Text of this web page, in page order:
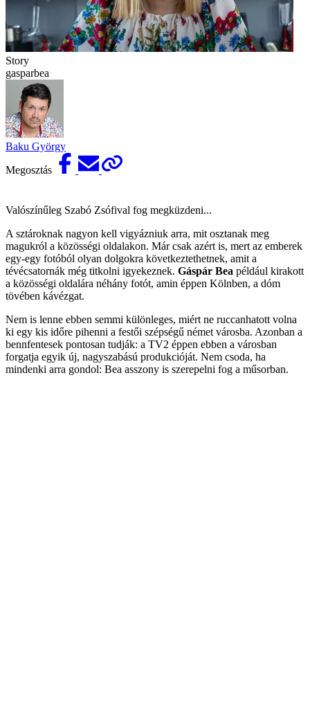
Story
gasparbea
Baku György
Megosztás
Valószínűleg Szabó Zsófival fog megküzdeni...
A sztároknak nagyon kell vigyázniuk arra, mit osztanak meg
magukról a közösségi oldalakon. Már csak azért is, mert az emberek
egy-egy fotóból olyan dolgokra következtethetnek, amit a
tévécsatornák még titkolni igyekeznek. Gáspár Bea például kirakott
a közösségi oldalára néhány fotót, amin éppen Kölnben, a dóm
tövében kávézgat.
Nem is lenne ebben semmi különleges, miért ne ruccanhatott volna
ki egy kis időre pihenni a festői szépségű német városba. Azonban a
bennfentesek pontosan tudják: a TV2 éppen ebben a városban
forgatja egyik új, nagyszabású produkcióját. Nem csoda, ha
mindenki arra gondol: Bea asszony is szerepelni fog a műsorban.